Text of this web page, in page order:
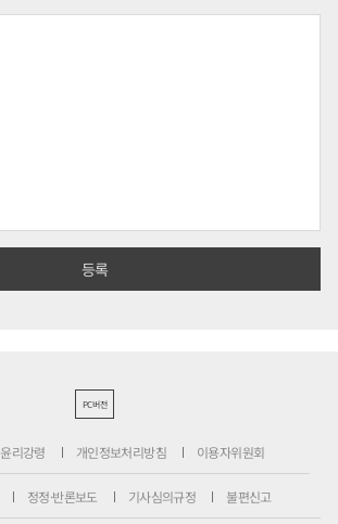
PC버전
윤리강령 개인정보처리방침 이용자위원회
정정·반론보도 기사심의규정 불편신고